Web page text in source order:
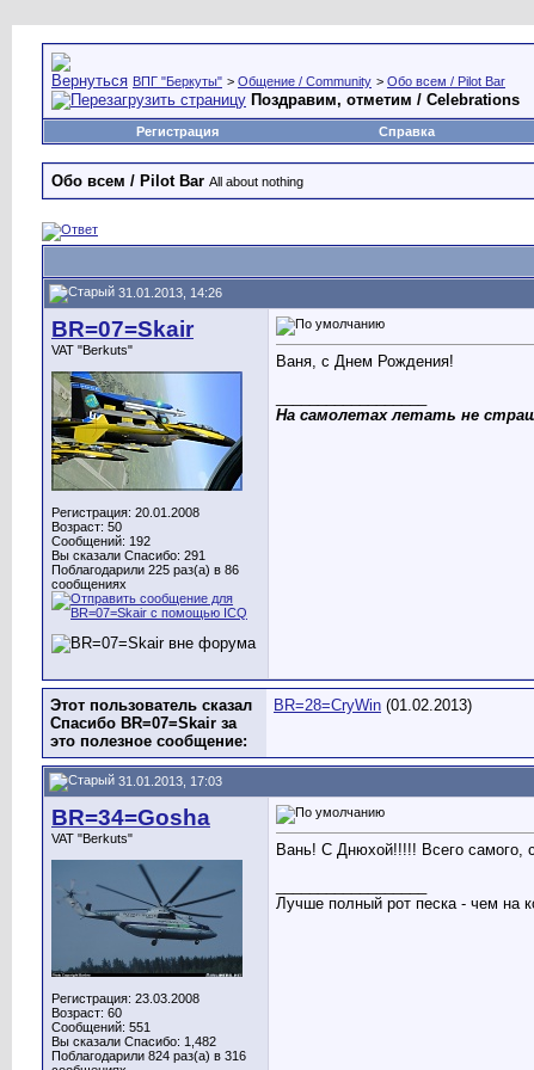
ВПГ "Беркуты" > Общение / Community > Обо всем / Pilot Bar
Поздравим, отметим / Celebrations
Регистрация Справка
Обо всем / Pilot Bar All about nothing
31.01.2013, 14:26
BR=07=Skair
VAT "Berkuts"
Регистрация: 20.01.2008
Возраст: 50
Сообщений: 192
Вы сказали Спасибо: 291
Поблагодарили 225 раз(а) в 86
сообщениях
Ваня, с Днем Рождения!
На самолетах летать не
Этот пользователь сказал
Спасибо BR=07=Skair за
это полезное сообщение:
BR=28=CryWin (01.02.2013)
31.01.2013, 17:03
BR=34=Gosha
VAT "Berkuts"
Регистрация: 23.03.2008
Возраст: 60
Сообщений: 551
Вы сказали Спасибо: 1,482
Поблагодарили 824 раз(а) в 316
Вань! С Днюхой!!!!! Всего самого,
Лучше полный рот песка - чем на